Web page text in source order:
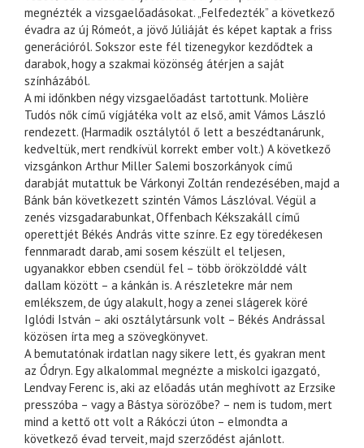
megnézték a vizsgaelőadásokat. „Felfedezték” a következő
évadra az új Rómeót, a jövő Júliáját és képet kaptak a friss
generációról. Sokszor este fél tizenegykor kezdődtek a
darabok, hogy a szakmai közönség átérjen a saját
színházából.
A mi időnkben négy vizsgaelőadást tartottunk. Molière
Tudós nők című vígjátéka volt az első, amit Vámos László
rendezett. (Harmadik osztálytól ő lett a beszédtanárunk,
kedveltük, mert rendkívül korrekt ember volt.) A következő
vizsgánkon Arthur Miller Salemi boszorkányok című
darabját mutattuk be Várkonyi Zoltán rendezésében, majd a
Bánk bán következett szintén Vámos Lászlóval. Végül a
zenés vizsgadarabunkat, Offenbach Kékszakáll című
operettjét Békés András vitte színre. Ez egy töredékesen
fennmaradt darab, ami sosem készült el teljesen,
ugyanakkor ebben csendül fel – több örökzölddé vált
dallam között – a kánkán is. A részletekre már nem
emlékszem, de úgy alakult, hogy a zenei slágerek köré
Iglódi István – aki osztálytársunk volt – Békés Andrással
közösen írta meg a szövegkönyvet.
A bemutatónak irdatlan nagy sikere lett, és gyakran ment
az Ódryn. Egy alkalommal megnézte a miskolci igazgató,
Lendvay Ferenc is, aki az előadás után meghívott az Erzsike
presszóba – vagy a Bástya sörözőbe? – nem is tudom, mert
mind a kettő ott volt a Rákóczi úton – elmondta a
következő évad terveit, majd szerződést ajánlott.